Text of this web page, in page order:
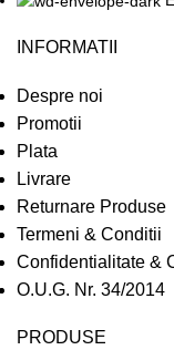
INFORMATII
Despre noi
Promotii
Plata
Livrare
Returnare Produse
Termeni & Conditii
Confidentialitate &
O.U.G. Nr. 34/2014
PRODUSE